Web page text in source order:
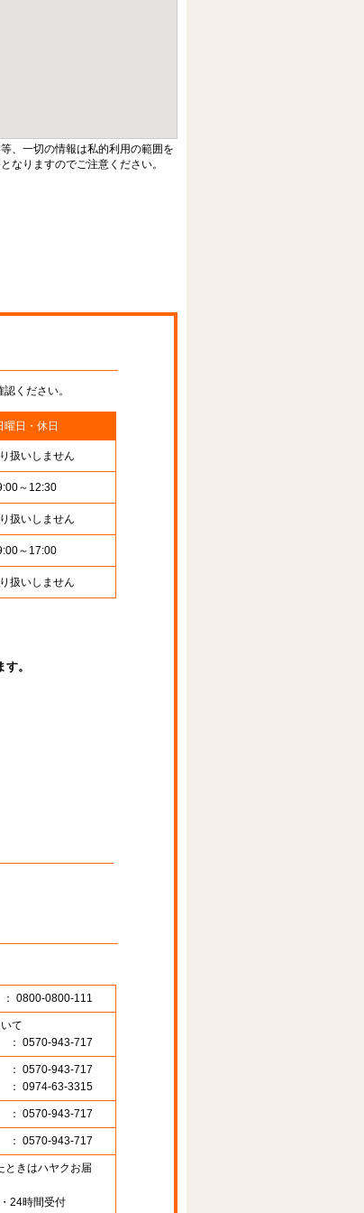
、一切の情報は私的利用の範囲を
なりますのでご注意ください。
ください。
曜日・休日
扱いしません
～12:30
扱いしません
～17:00
扱いしません
。
： 0800-0800-111
て
： 0570-943-717
： 0570-943-717
： 0974-63-3315
： 0570-943-717
： 0570-943-717
きはハヤクお届
24時間受付